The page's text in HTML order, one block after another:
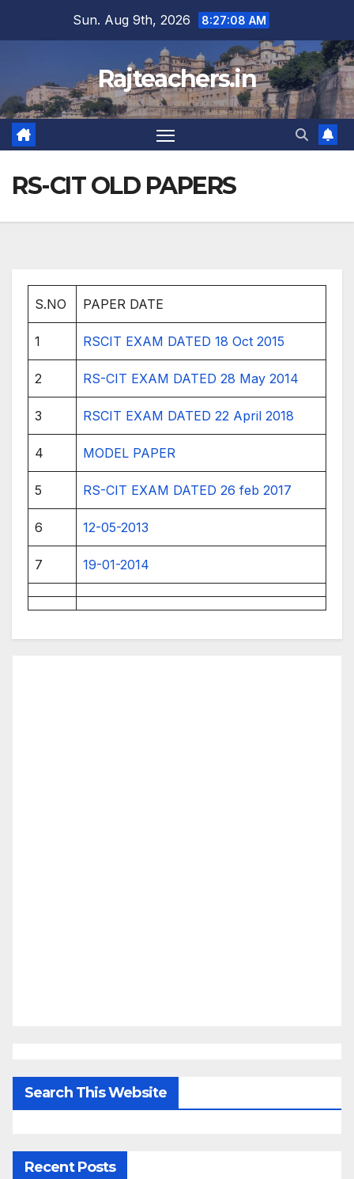
Sun. Aug 9th, 2026 8:27:08 AM
Rajteachers.in
RS-CIT OLD PAPERS
S.NO PAPER DATE
1 RSCIT EXAM DATED 18 Oct 2015
2 RS-CIT EXAM DATED 28 May 2014
3 RSCIT EXAM DATED 22 April 2018
4 MODEL PAPER
5 RS-CIT EXAM DATED 26 feb 2017
6 12-05-2013
7 19-01-2014
Search This Website
Recent Posts